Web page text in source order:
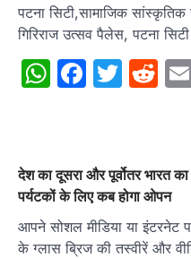
पटना सिटी,सामाजिक सांस्कृतिक
गिरिराज उत्सव पैलेस, पटना
WhatsApp
देश का दूसरा और पूर्वोतर भारत
पर्यटकों के लिए कब होगा ओपन
आपने सोशल मीडिया या इंटरनेट
के ग्लास ब्रिज की तस्वीरें और